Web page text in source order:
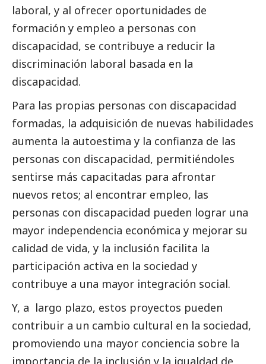
laboral, y al ofrecer oportunidades de
formación y empleo a personas con
discapacidad, se contribuye a reducir la
discriminación laboral basada en la
discapacidad.
Para las propias personas con discapacidad
formadas, la adquisición de nuevas habilidades
aumenta la autoestima y la confianza de las
personas con discapacidad, permitiéndoles
sentirse más capacitadas para afrontar
nuevos retos; al encontrar empleo, las
personas con discapacidad pueden lograr una
mayor independencia económica y mejorar su
calidad de vida, y la inclusión facilita la
participación activa en la sociedad y
contribuye a una mayor integración social.
Y, a largo plazo, estos proyectos pueden
contribuir a un cambio cultural en la sociedad,
promoviendo una mayor conciencia sobre la
importancia de la inclusión y la igualdad de